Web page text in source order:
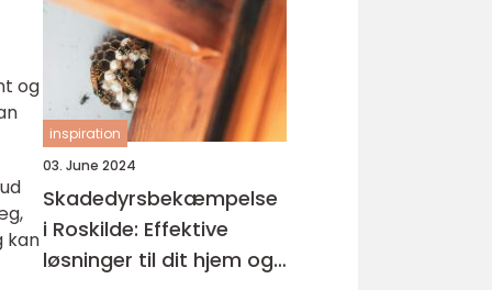
og
kan
inspiration
03. June 2024
Skadedyrsbekæmpelse
i Roskilde: Effektive
løsninger til dit hjem og